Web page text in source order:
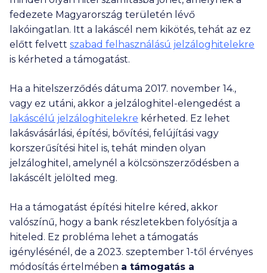
fedezete Magyarország területén lévő
lakóingatlan. Itt a lakáscél nem kikötés, tehát az ez
előtt felvett szabad felhasználású jelzáloghitelekre
is kérheted a támogatást.
Ha a hitelszerződés dátuma 2017. november 14.,
vagy ez utáni, akkor a jelzáloghitel-elengedést a
lakáscélú jelzáloghitelekre kérheted. Ez lehet
lakásvásárlási, építési, bővítési, felújítási vagy
korszerűsítési hitel is, tehát minden olyan
jelzáloghitel, amelynél a kölcsönszerződésben a
lakáscélt jelölted meg.
Ha a támogatást építési hitelre kéred, akkor
valószínű, hogy a bank részletekben folyósítja a
hiteled. Ez probléma lehet a támogatás
igénylésénél, de a 2023. szeptember 1-től érvényes
módosítás értelmében a támogatás a